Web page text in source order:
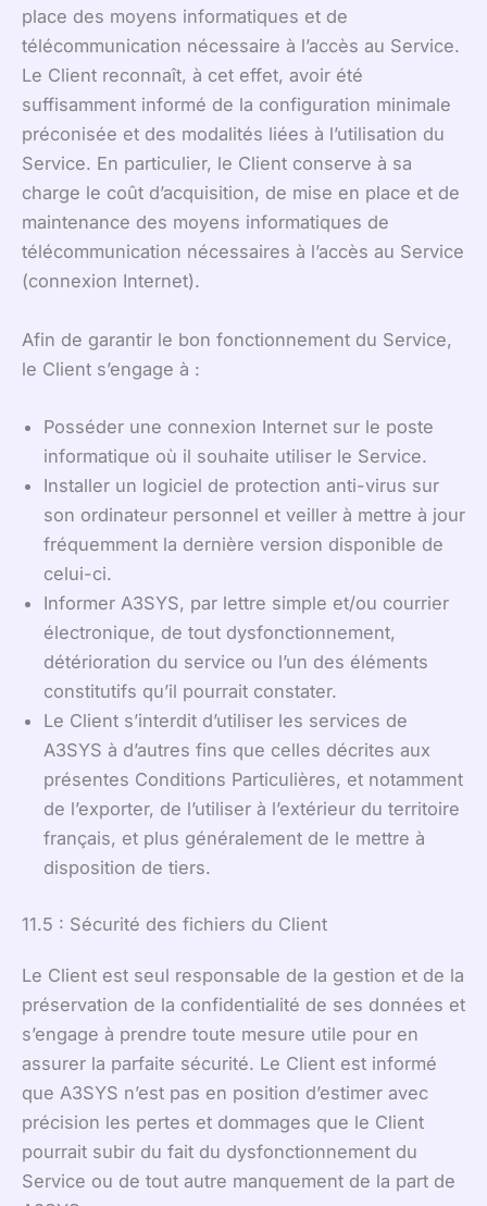
place des moyens informatiques et de
télécommunication nécessaire à l’accès au Service.
Le Client reconnaît, à cet effet, avoir été
suffisamment informé de la configuration minimale
préconisée et des modalités liées à l’utilisation du
Service. En particulier, le Client conserve à sa
charge le coût d’acquisition, de mise en place et de
maintenance des moyens informatiques de
télécommunication nécessaires à l’accès au Service
(connexion Internet).
Afin de garantir le bon fonctionnement du Service,
le Client s’engage à :
Posséder une connexion Internet sur le poste
informatique où il souhaite utiliser le Service.
Installer un logiciel de protection anti-virus sur
son ordinateur personnel et veiller à mettre à jour
fréquemment la dernière version disponible de
celui-ci.
Informer A3SYS, par lettre simple et/ou courrier
électronique, de tout dysfonctionnement,
détérioration du service ou l’un des éléments
constitutifs qu’il pourrait constater.
Le Client s’interdit d’utiliser les services de
A3SYS à d’autres fins que celles décrites aux
présentes Conditions Particulières, et notamment
de l’exporter, de l’utiliser à l’extérieur du territoire
français, et plus généralement de le mettre à
disposition de tiers.
11.5 : Sécurité des fichiers du Client
Le Client est seul responsable de la gestion et de la
préservation de la confidentialité de ses données et
s’engage à prendre toute mesure utile pour en
assurer la parfaite sécurité. Le Client est informé
que A3SYS n’est pas en position d’estimer avec
précision les pertes et dommages que le Client
pourrait subir du fait du dysfonctionnement du
Service ou de tout autre manquement de la part de